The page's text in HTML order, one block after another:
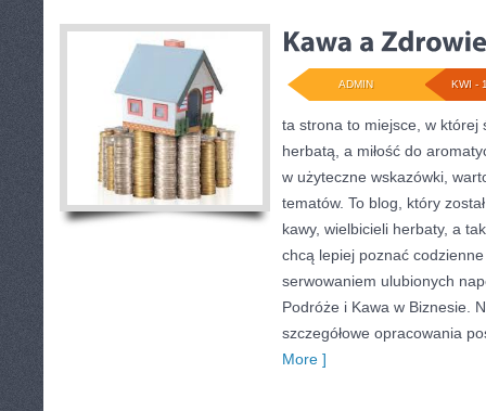
KWI -
ADMIN
ta strona to miejsce, w której
herbatą, a miłość do
w użyteczne wskazówki,
tematów. To blog, który
kawy, wielbicieli herbaty, a
chcą lepiej poznać
serwowaniem ulubionych
Podróże i Kawa w Biznesie.
szczegółowe opracowania
More ]